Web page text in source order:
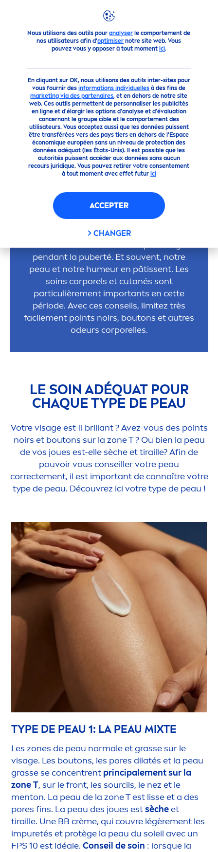
Nous utilisons des outils pouranalyser le comportement de
nos utilisateurs afin d'optimiser notre site web. Vous
pouvez vous y opposer à tout moment ici.
En cliquant sur OK, nous utilisons des outils inter-sites pour
vous fournir desinformations individuelles à des fins de
marketing via des partenaires, et en dehors de notre site
web. Ces outils permettent de personnaliser les publicités
en ligne et d'élargir les options d'analyse et d'évaluation
concernant le groupe cible et le comportement des
utilisateurs. Vous acceptez aussi que les données puissent
être transférées vers des pays tiers en dehors de l'Espace
économique européen sans un niveau de protection des
données adéquat (les États-Unis). Il est possible que les
autorités puissent accéder aux données sans aucun
recours juridique. Vous pouvez retirer votre consentement
à tout moment avec effet futur ici
ACCEPTER
CHANGER
ASTUCES BEAUTÉ POUR
ADOS
Les points noirs, les boutons et autres
pendant la puberté. Et souvent, notre
peau et notre humeur en pâtissent. Les
soins corporels et cutanés sont
particulièrement importants en cette
période. Avec ces conseils, limitez très
facilement points noirs, boutons et autres
odeurs corporelles.
LE SOIN ADÉQUAT POUR
CHAQUE TYPE DE PEAU
Votre visage est-il brillant ? Avez-vous des points
noirs et boutons sur la zone T ? Ou bien la peau
de vos joues est-elle sèche et tiraille? Afin de
pouvoir vous conseiller votre peau
correctement, il est important de connaître votre
type de peau. Découvrez ici votre type de peau !
TYPE DE PEAU 1: LA PEAU MIXTE
Les zones de peau normale et grasse sur le
visage. Les boutons, les pores dilatés et la peau
grasse se concentrent principalement sur la
zone T, sur le front, les sourcils, le nez et le
menton. La peau de la zone T est lisse et a des
pores fins. La peau des joues estsècheet
tiraille. Une BB crème, qui couvre légèrement les
impuretés et protège la peau du soleil avec un
FPS 10 est idéale. Conseil de soin : lorsque la